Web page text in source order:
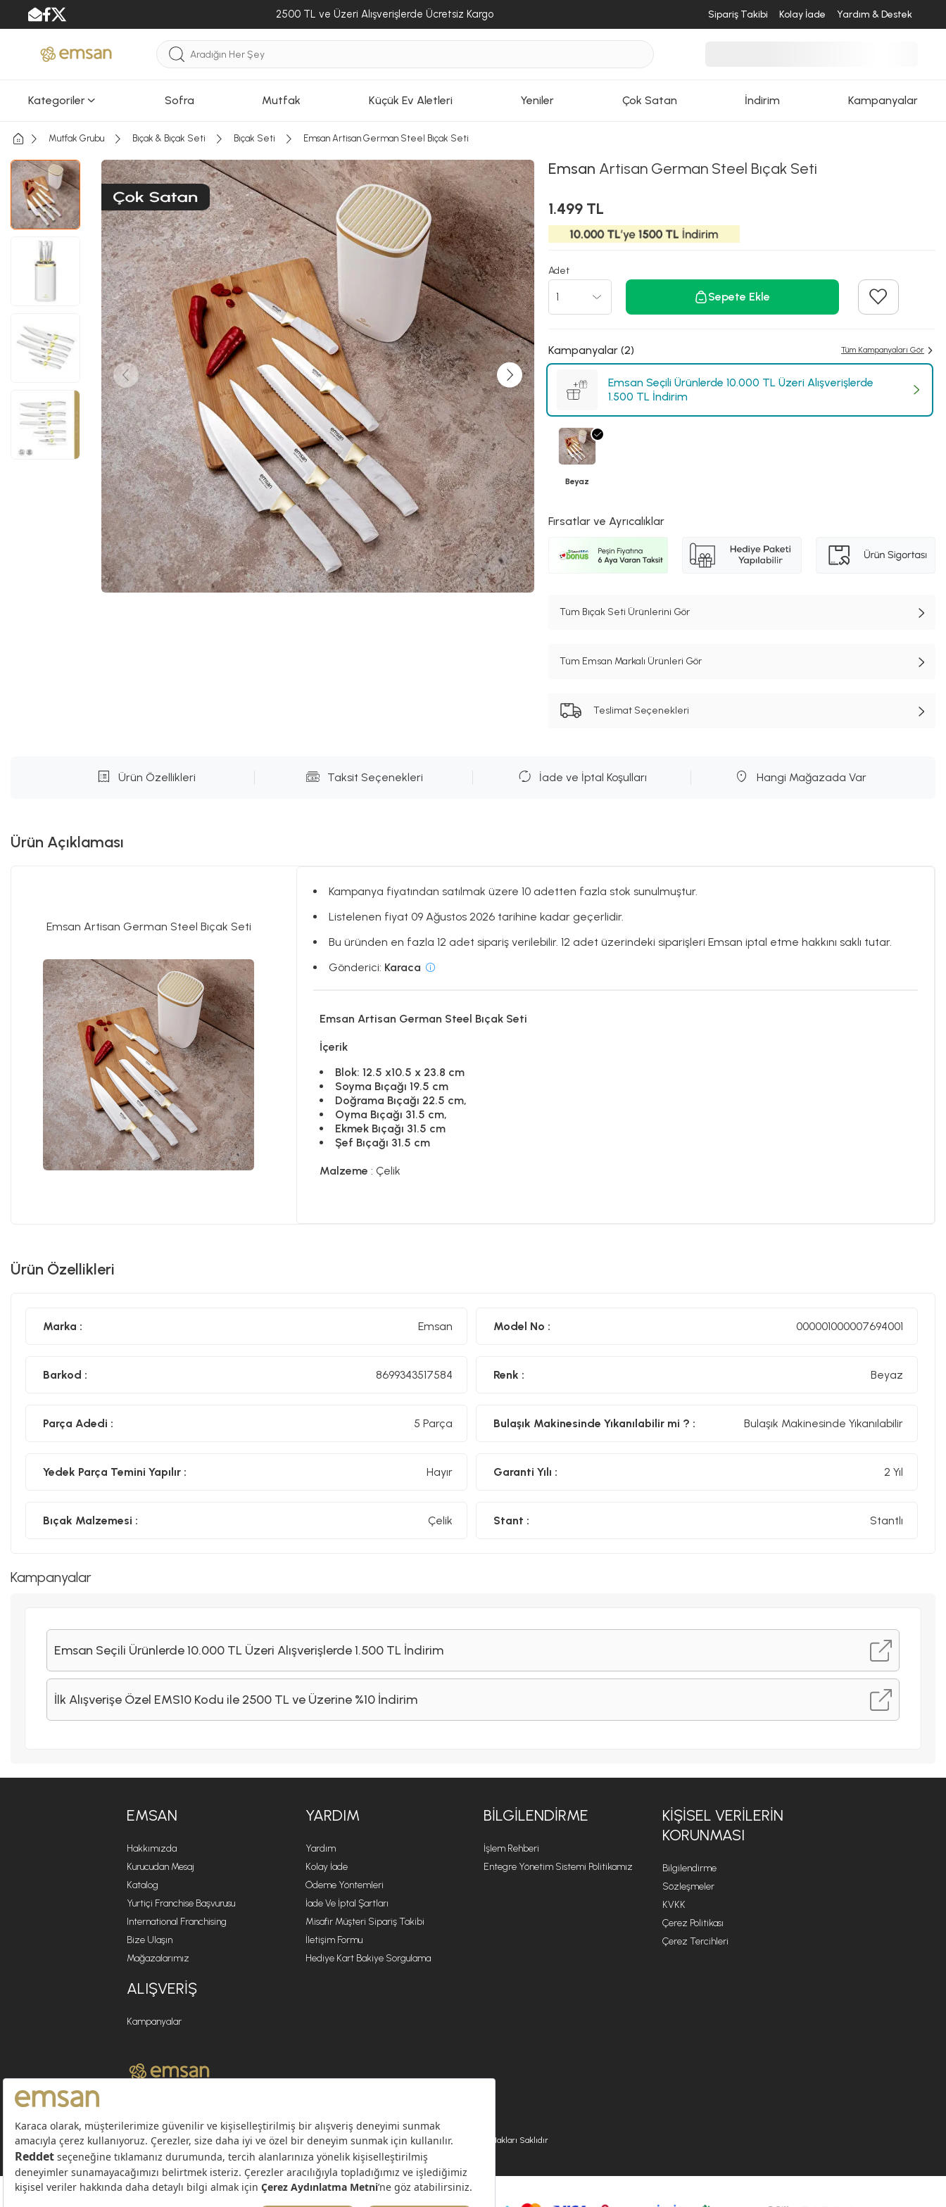
2500 TL ve Üzeri Alışverişlerde Ücretsiz Kargo Sipariş Takibi Kolay İade Yardım & Destek
Kategoriler Sofra Mutfak Küçük Ev Aletleri Yeniler Çok Satan İndirim Kampanyalar
Mutfak Grubu Bıçak & Bıçak Seti Bıçak Seti Emsan Artisan German Steel Bıçak Seti
Emsan Artisan German Steel Bıçak Seti
1.499 TL
Adet
Sepete Ekle
Kampanyalar (2) Tüm Kampanyaları Gör
Emsan Seçili Ürünlerde 10.000 TL Üzeri Alışverişlerde
1.500 TL İndirim
Beyaz
Fırsatlar ve Ayrıcalıklar
Tüm Bıçak Seti Ürünlerini Gör
Tüm Emsan Markalı Ürünleri Gör
Teslimat Seçenekleri
Ürün Özellikleri Taksit Seçenekleri İade ve İptal Koşulları Hangi Mağazada Var
Ürün Açıklaması
Emsan Artisan German Steel Bıçak Seti
Kampanya fiyatından satılmak üzere 10 adetten fazla stok sunulmuştur.
Listelenen fiyat 09 Ağustos 2026 tarihine kadar geçerlidir.
Bu üründen en fazla 12 adet sipariş verilebilir. 12 adet üzerindeki siparişleri Emsan iptal etme hakkını saklı tutar.
Gönderici: Karaca
Emsan Artisan German Steel Bıçak Seti
İçerik
Blok: 12.5 x10.5 x 23.8 cm
Soyma Bıçağı 19.5 cm
Doğrama Bıçağı 22.5 cm,
Oyma Bıçağı 31.5 cm,
Ekmek Bıçağı 31.5 cm
Şef Bıçağı 31.5 cm
Malzeme: Çelik
Ürün Özellikleri
Marka : Emsan Model No : 000001000007694001
Barkod : 8699343517584 Renk : Beyaz
Parça Adedi : 5 Parça Bulaşık Makinesinde Yıkanılabilir mi ? : Bulaşık Makinesinde Yıkanılabilir
Yedek Parça Temini Yapılır : Hayır Garanti Yılı : 2 Yıl
Bıçak Malzemesi : Çelik Stant : Stantlı
Kampanyalar
Emsan Seçili Ürünlerde 10.000 TL Üzeri Alışverişlerde 1.500 TL İndirim
İlk Alışverişe Özel EMS10 Kodu ile 2500 TL ve Üzerine %10 İndirim
EMSAN
Hakkımızda
Kurucudan Mesaj
Katalog
Yurtiçi Franchise Başvurusu
International Franchising
Bize Ulaşın
Mağazalarımız
YARDIM
Yardım
Kolay İade
Ödeme Yöntemleri
İade Ve İptal Şartları
Misafir Müşteri Sipariş Takibi
İletişim Formu
Hediye Kart Bakiye Sorgulama
BILGILENDIRME
İşlem Rehberi
Entegre Yönetim Sistemi Politikamız
KİŞİSEL VERİLERİN
KORUNMASI
Bilgilendirme
Sözleşmeler
KVKK
Çerez Politikası
Çerez Tercihleri
ALIŞVERIŞ
Kampanyalar
© 2026 EMSAN A.Ş. Tüm Hakları Saklıdır